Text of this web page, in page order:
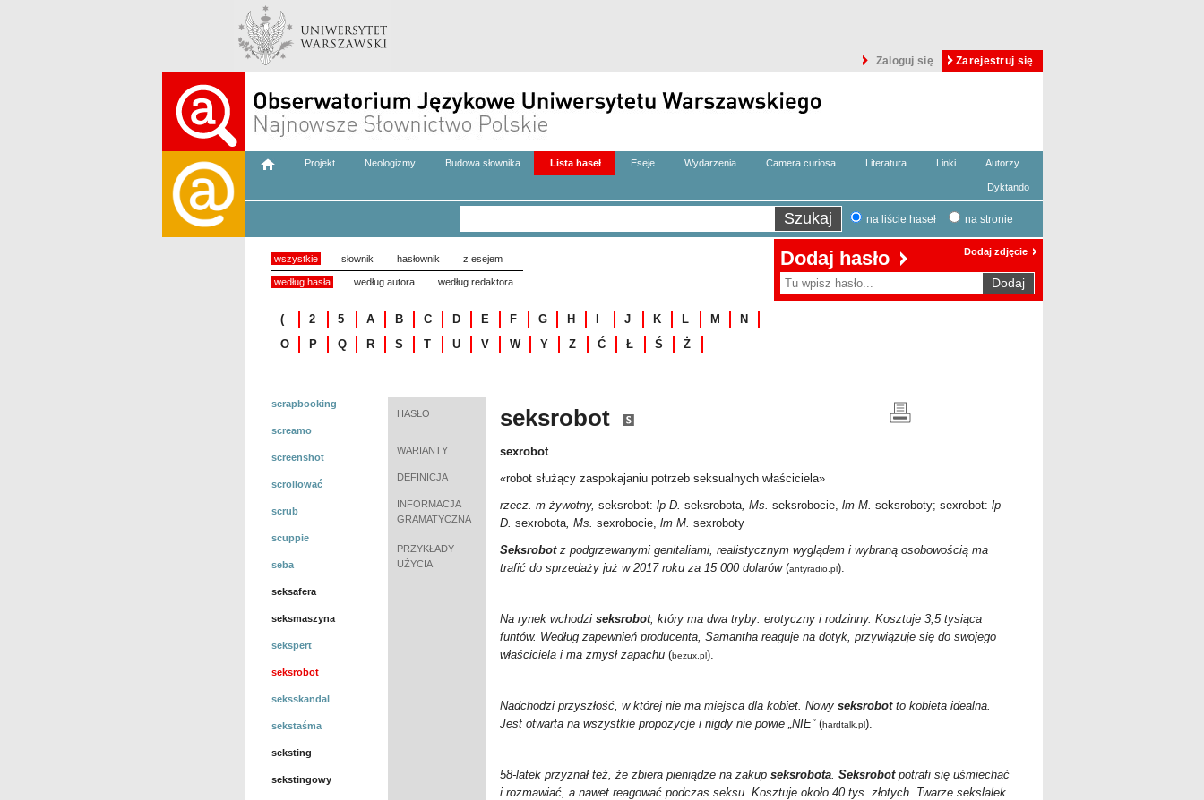
Zaloguj się Zarejestruj się
Projekt Neologizmy Budowa słownika Lista haseł Eseje Wydarzenia Camera curiosa Literatura Linki Autorzy
Dyktando
na liście haseł na stronie
wszystkie słownik hasłownik z esejem
według hasła według autora według redaktora
( 2 5 A B C D E F G H J K L M
N
O
P Q R S T U V W Y Z Ć Ł Ś Ż
Dodaj hasło Dodaj zdjęcie
scrapbooking
screamo
screenshot
scrollować
scrub
scuppie
seba
seksafera
seksmaszyna
sekspert
seksrobot
seksskandal
sekstaśma
seksting
sekstingowy
HASŁO seksrobot
WARIANTY sexrobot
DEFINICJA «robot służący zaspokajaniu potrzeb seksualnych właściciela»
INFORMACJA
GRAMATYCZNA
rzecz. m żywotny, seksrobot: lp D. seksrobota, Ms. seksrobocie, lm M. seksroboty; sexrobot: lp
D. sexrobota, Ms. sexrobocie, lm M. sexroboty
PRZYKŁADY
UŻYCIA
Seksrobotz podgrzewanymi genitaliami, realistycznym wyglądem i wybraną osobowością ma
trafić do sprzedaży już w 2017 roku za 15 000 dolarów(antyradio.pl).
Na rynek wchodzi seksrobot, który ma dwa tryby: erotyczny i rodzinny. Kosztuje 3,5 tysiąca
funtów. Według zapewnień producenta, Samantha reaguje na dotyk, przywiązuje się do swojego
właściciela i ma zmysł zapachu(bezux.pl).
Nadchodzi przyszłość, w której nie ma miejsca dla kobiet. Nowy seksrobotto kobieta idealna.
Jest otwarta na wszystkie propozycje i nigdy nie powie „NIE”(hardtalk.pl).
58-latek przyznał też, że zbiera pieniądze na zakup seksrobota. Seksrobotpotrafi się uśmiechać
i rozmawiać, a nawet reagować podczas seksu. Kosztuje około 40 tys. złotych. Twarze sekslalek